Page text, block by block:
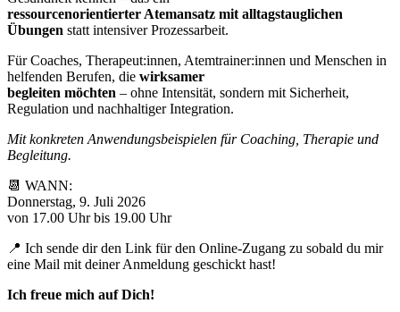
ressourcenorientierter Atemansatz mit alltagstauglichen
Übungen statt intensiver Prozessarbeit.
Für Coaches, Therapeut:innen, Atemtrainer:innen und Menschen in
helfenden Berufen, die wirksamer
begleiten möchten – ohne Intensität, sondern mit Sicherheit,
Regulation und nachhaltiger Integration.
Mit konkreten Anwendungsbeispielen für Coaching, Therapie und
Begleitung.
📆 WANN:
Donnerstag, 9. Juli 2026
von 17.00 Uhr bis 19.00 Uhr
📍 Ich sende dir den Link für den Online-Zugang zu sobald du mir
eine Mail mit deiner Anmeldung geschickt hast!
Ich freue mich auf Dich!